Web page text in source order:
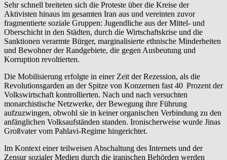
Sehr schnell breiteten sich die Proteste über die Kreise der
Aktivisten hinaus im gesamten Iran aus und vereinten zuvor
fragmentierte soziale Gruppen: Jugendliche aus der Mittel- und
Oberschicht in den Städten, durch die Wirtschaftskrise und die
Sanktionen verarmte Bürger, marginalisierte ethnische Minderheiten
und Bewohner der Randgebiete, die gegen Ausbeutung und
Korruption revoltierten.
Die Mobilisierung erfolgte in einer Zeit der Rezession, als die
Revolutionsgarden an der Spitze von Konzernen fast 40 Prozent der
Volkswirtschaft kontrollierten. Nach und nach versuchten
monarchistische Netzwerke, der Bewegung ihre Führung
aufzuzwingen, obwohl sie in keiner organischen Verbindung zu den
anfänglichen Volksaufständen standen. Ironischerweise wurde Jinas
Großvater vom Pahlavi-Regime hingerichtet.
Im Kontext einer teilweisen Abschaltung des Internets und der
Zensur sozialer Medien durch die iranischen Behörden werden